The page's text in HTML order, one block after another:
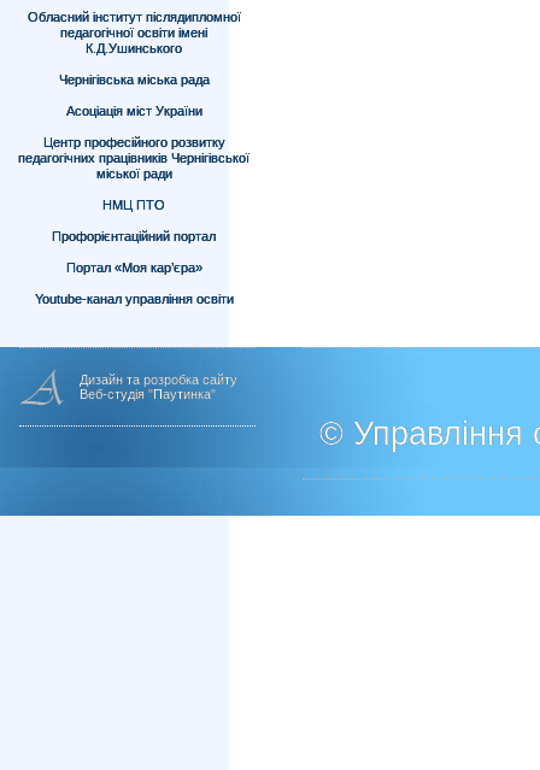
Обласний інститут післядипломної
педагогічної освіти імені
К.Д.Ушинського
Чернігівська міська рада
Асоціація міст України
Центр професійного розвитку
педагогічних працівників Чернігівської
міської ради
НМЦ ПТО
Профорієнтаційний портал
Портал «Моя кар’єра»
Youtube-канал управління освіти
Дизайн та розробка сайту
Веб-студія "Паутинка"
© Управління